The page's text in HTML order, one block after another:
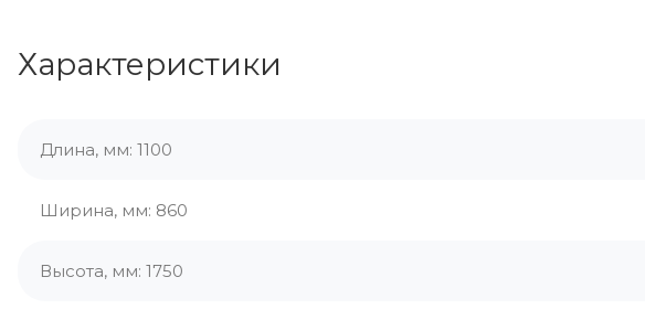
Характеристики
Длина, мм: 1100
Ширина, мм: 860
Высота, мм: 1750